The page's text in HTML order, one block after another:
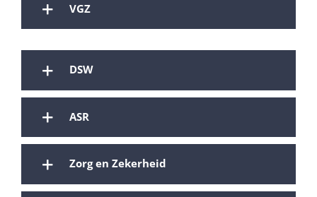
VGZ
DSW
ASR
Zorg en Zekerheid